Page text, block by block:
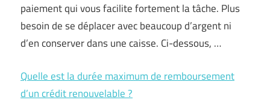
paiement qui vous facilite fortement la tâche. Plus
besoin de se déplacer avec beaucoup d’argent ni
d’en conserver dans une caisse. Ci-dessous, …
Quelle est la durée maximum de remboursement
d’un crédit renouvelable ?